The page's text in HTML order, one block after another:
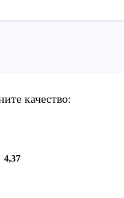
качество:
4,37